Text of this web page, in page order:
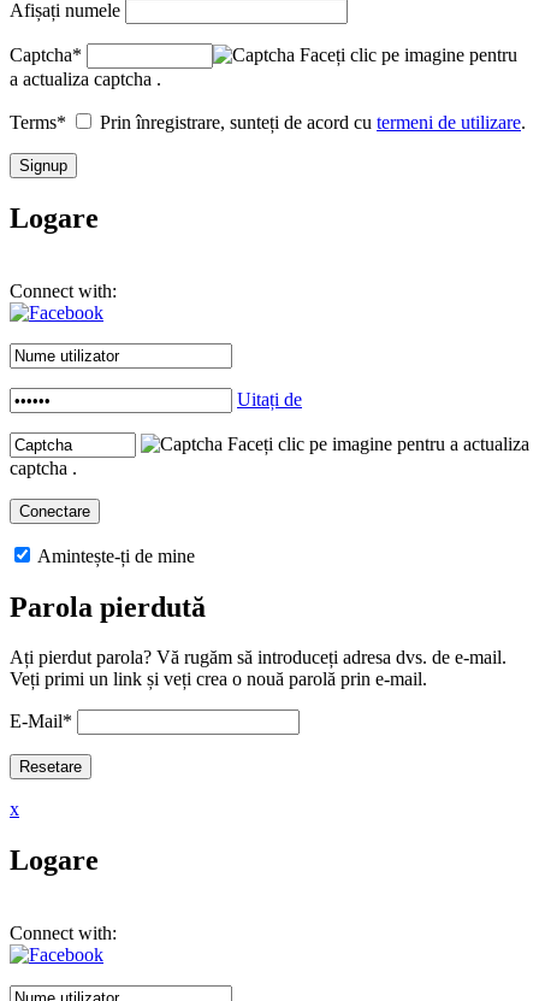
Afișați numele
Captcha*
Faceți clic pe imagine pentru
a actualiza captcha .
Terms* Prin înregistrare, sunteți de acord cu termeni de utilizare.
Logare
Connect with:
Uitați de
Faceți clic pe imagine pentru a actualiza
captcha .
Amintește-ți de mine
Parola pierdută
Ați pierdut parola? Vă rugăm să introduceți adresa dvs. de e-mail.
Veți primi un link și veți crea o nouă parolă prin e-mail.
E-Mail*
x
Logare
Connect with: